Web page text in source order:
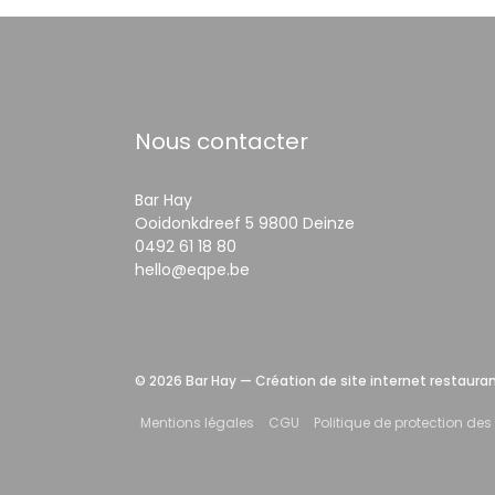
Nous contacter
Bar Hay
Ooidonkdreef 5 9800 Deinze
0492 61 18 80
hello@eqpe.be
© 2026 Bar Hay — Création de site internet
Mentions légales ((ouvre une nouvelle fenêtre))
CGU ((ouvre une nouvelle fenêtre))
Politique de protection